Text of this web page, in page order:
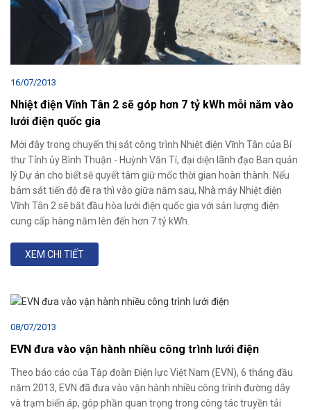
16/07/2013
Nhiệt điện Vĩnh Tân 2 sẽ góp hơn 7 tỷ kWh mỗi năm vào
lưới điện quốc gia
Mới đây trong chuyến thị sát công trình Nhiệt điện Vĩnh Tân của Bí
thư Tỉnh ủy Bình Thuận - Huỳnh Văn Tí, đại diện lãnh đạo Ban quản
lý Dự án cho biết sẽ quyết tâm giữ mốc thời gian hoàn thành. Nếu
bám sát tiến độ đề ra thì vào giữa năm sau, Nhà máy Nhiệt điện
Vĩnh Tân 2 sẽ bắt đầu hòa lưới điện quốc gia với sản lượng điện
cung cấp hàng năm lên đến hơn 7 tỷ kWh.
XEM CHI TIẾT
08/07/2013
EVN đưa vào vận hành nhiều công trình lưới điện
Theo báo cáo của Tập đoàn Điện lực Việt Nam (EVN), 6 tháng đầu
năm 2013, EVN đã đưa vào vận hành nhiều công trình đường dây
và trạm biến áp, góp phần quan trọng trong công tác truyền tải